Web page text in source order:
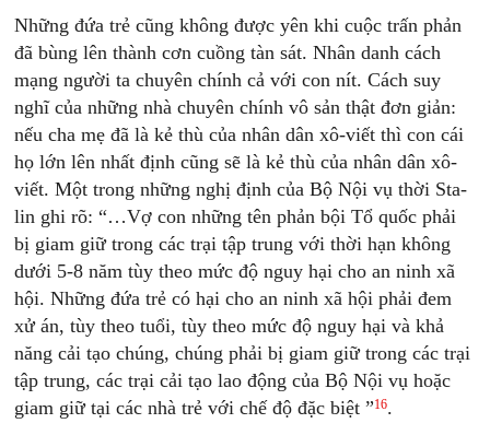
Những đứa trẻ cũng không được yên khi cuộc trấn phản
đã bùng lên thành cơn cuồng tàn sát. Nhân danh cách
mạng người ta chuyên chính cả với con nít. Cách suy
nghĩ của những nhà chuyên chính vô sản thật đơn giản:
nếu cha mẹ đã là kẻ thù của nhân dân xô-viết thì con cái
họ lớn lên nhất định cũng sẽ là kẻ thù của nhân dân xô-
viết. Một trong những nghị định của Bộ Nội vụ thời Sta-
lin ghi rõ: “…Vợ con những tên phản bội Tổ quốc phải
bị giam giữ trong các trại tập trung với thời hạn không
dưới 5-8 năm tùy theo mức độ nguy hại cho an ninh xã
hội. Những đứa trẻ có hại cho an ninh xã hội phải đem
xử án, tùy theo tuổi, tùy theo mức độ nguy hại và khả
năng cải tạo chúng, chúng phải bị giam giữ trong các trại
tập trung, các trại cải tạo lao động của Bộ Nội vụ hoặc
giam giữ tại các nhà trẻ với chế độ đặc biệt ”16.